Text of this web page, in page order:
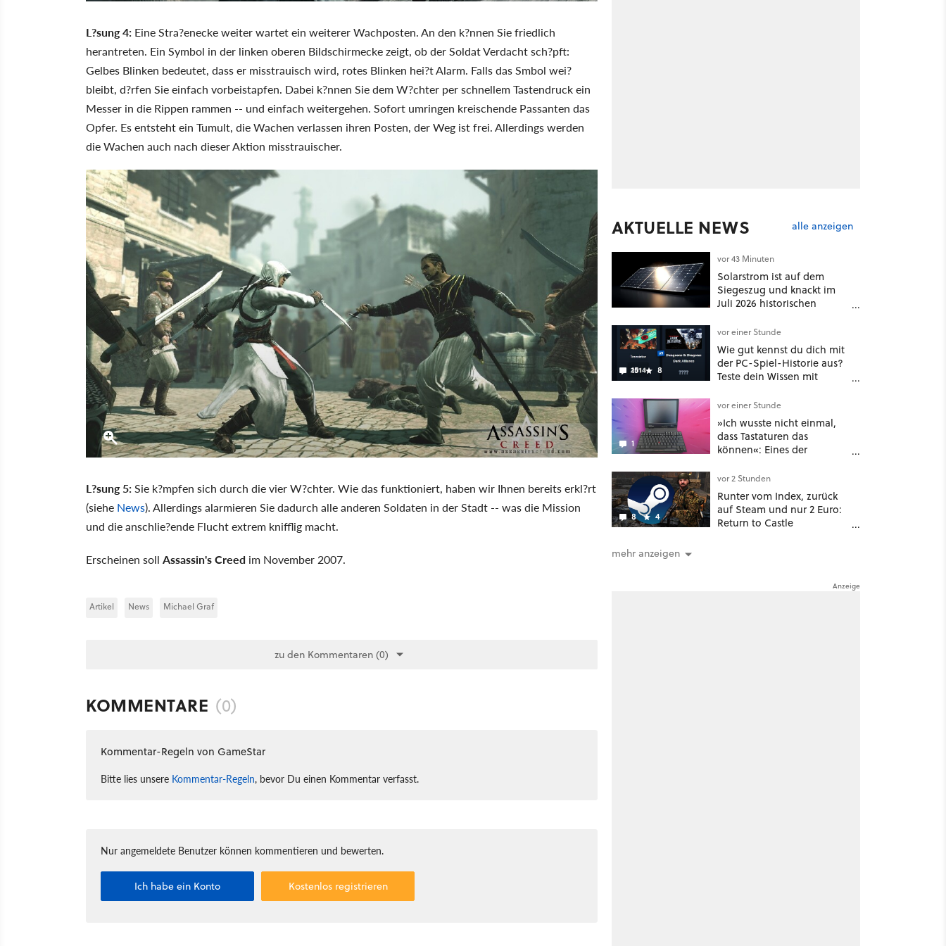
L?sung 4: Eine Stra?enecke weiter wartet ein weiterer Wachposten. An den k?nnen Sie friedlich
herantreten. Ein Symbol in der linken oberen Bildschirmecke zeigt, ob der Soldat Verdacht sch?pft:
Gelbes Blinken bedeutet, dass er misstrauisch wird, rotes Blinken hei?t Alarm. Falls das Smbol wei?
bleibt, d?rfen Sie einfach vorbeistapfen. Dabei k?nnen Sie dem W?chter per schnellem Tastendruck ein
Messer in die Rippen rammen -- und einfach weitergehen. Sofort umringen kreischende Passanten das
Opfer. Es entsteht ein Tumult, die Wachen verlassen ihren Posten, der Weg ist frei. Allerdings werden
die Wachen auch nach dieser Aktion misstrauischer.
L?sung 5:Sie k?mpfen sich durch die vier W?chter. Wie das funktioniert, haben wir Ihnen bereits erkl?rt
(siehe News). Allerdings alarmieren Sie dadurch alle anderen Soldaten in der Stadt -- was die Mission
und die anschlie?ende Flucht extrem knifflig macht.
Erscheinen soll Assassin's Creed im November 2007.
Artikel News Michael Graf
zu den Kommentaren (0)
KOMMENTARE (0)
Kommentar-Regeln von GameStar
Bitte lies unsere Kommentar-Regeln, bevor Du einen Kommentar verfasst.
Nur angemeldete Benutzer können kommentieren und bewerten.
Ich habe ein Konto Kostenlos registrieren
AKTUELLE NEWS alle anzeigen
vor 43 Minuten
Solarstrom ist auf dem
Siegeszug und knackt im
Juli 2026 historischen
Erfolg bleibt unsichtbar
15 8
vor einer Stunde
Wie gut kennst du dich mit
der PC-Spiel-Historie aus?
Teste dein Wissen mit
1
vor einer Stunde
»Ich wusste nicht einmal,
dass Tastaturen das
können«: Eines der
Designs der 90er geht
wieder viral
8 4
vor 2 Stunden
Runter vom Index, zurück
auf Steam und nur 2 Euro:
Return to Castle
mehr anzeigen